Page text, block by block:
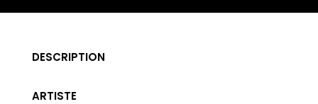
DESCRIPTION
ARTISTE